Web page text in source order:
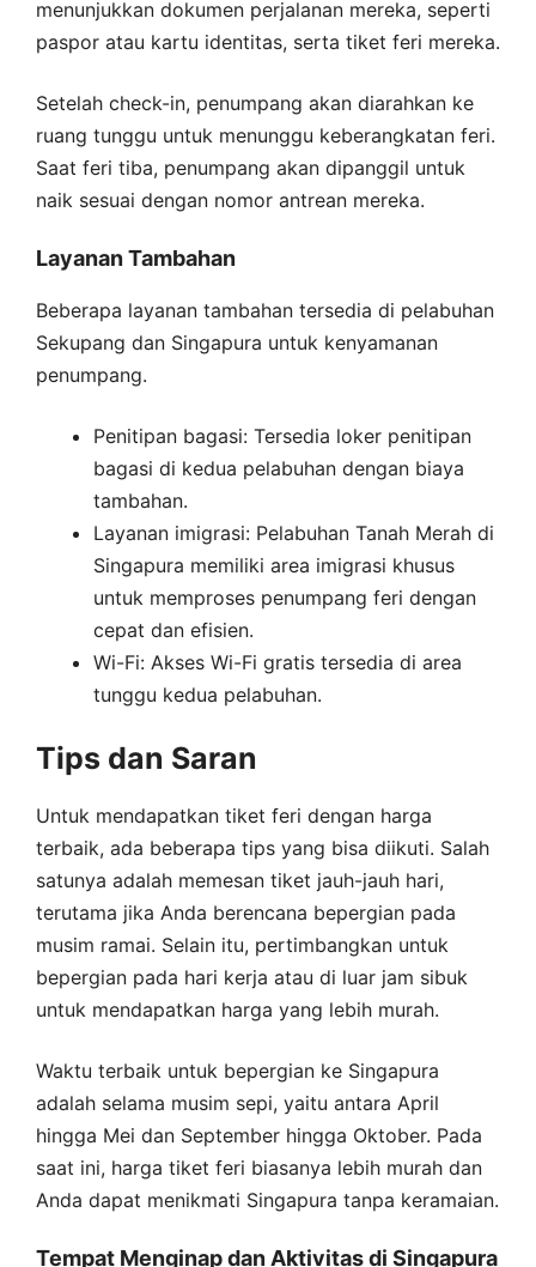
menunjukkan dokumen perjalanan mereka, seperti
paspor atau kartu identitas, serta tiket feri mereka.
Setelah check-in, penumpang akan diarahkan ke
ruang tunggu untuk menunggu keberangkatan feri.
Saat feri tiba, penumpang akan dipanggil untuk
naik sesuai dengan nomor antrean mereka.
Layanan Tambahan
Beberapa layanan tambahan tersedia di pelabuhan
Sekupang dan Singapura untuk kenyamanan
penumpang.
Penitipan bagasi: Tersedia loker penitipan
bagasi di kedua pelabuhan dengan biaya
tambahan.
Layanan imigrasi: Pelabuhan Tanah Merah di
Singapura memiliki area imigrasi khusus
untuk memproses penumpang feri dengan
cepat dan efisien.
Wi-Fi: Akses Wi-Fi gratis tersedia di area
tunggu kedua pelabuhan.
Tips dan Saran
Untuk mendapatkan tiket feri dengan harga
terbaik, ada beberapa tips yang bisa diikuti. Salah
satunya adalah memesan tiket jauh-jauh hari,
terutama jika Anda berencana bepergian pada
musim ramai. Selain itu, pertimbangkan untuk
bepergian pada hari kerja atau di luar jam sibuk
untuk mendapatkan harga yang lebih murah.
Waktu terbaik untuk bepergian ke Singapura
adalah selama musim sepi, yaitu antara April
hingga Mei dan September hingga Oktober. Pada
saat ini, harga tiket feri biasanya lebih murah dan
Anda dapat menikmati Singapura tanpa keramaian.
Tempat Menginap dan Aktivitas di Singapura